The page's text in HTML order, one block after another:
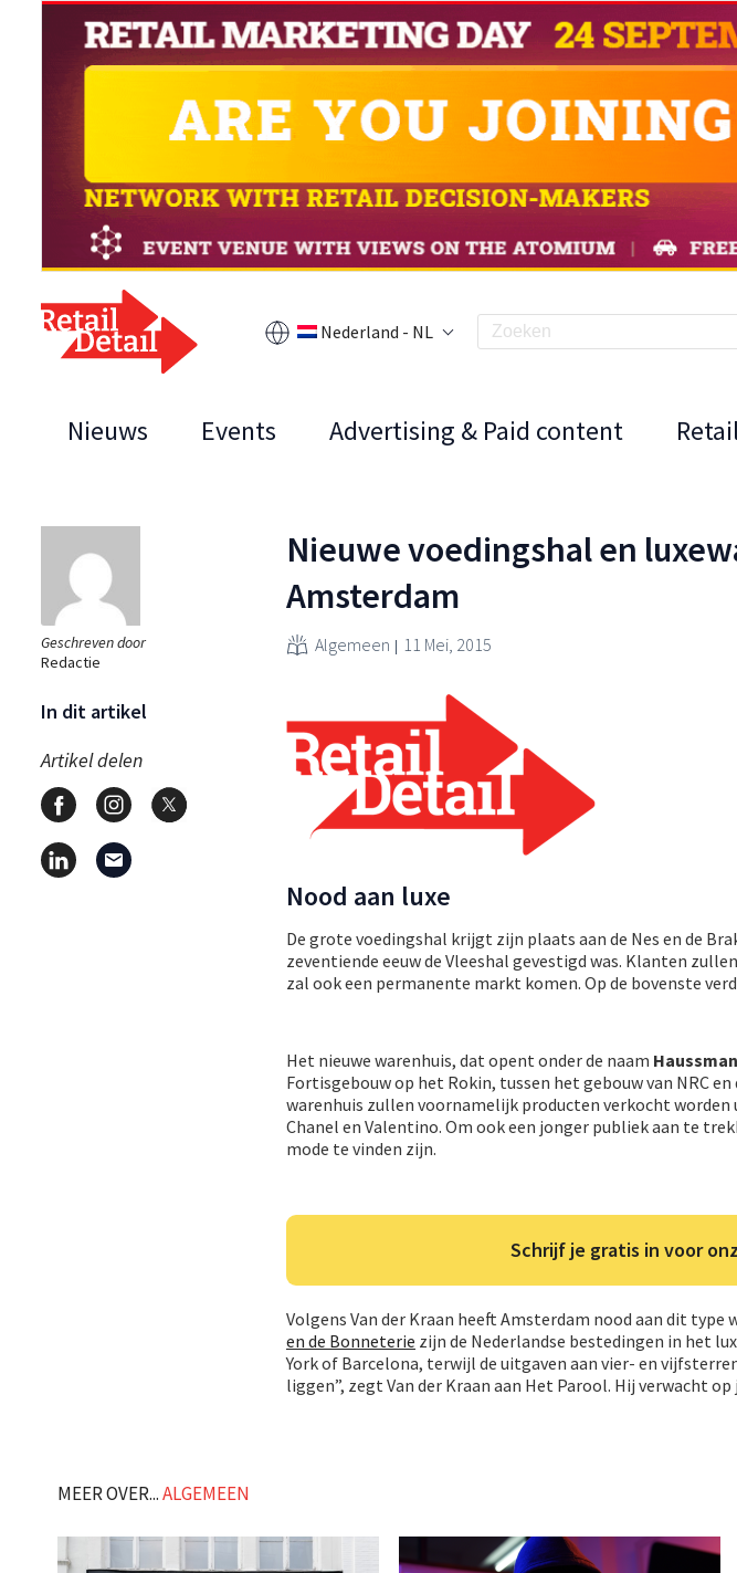
Nederland - NL
Nieuws Events Advertising & Paid content
Geschreven door
Redactie
In dit artikel
Artikel delen
Nieuwe voedingshal en
Amsterdam
Algemeen 11 Mei, 2015
Nood aan luxe
De grote voedingshal krijgt zijn plaats aan de Nes en de
zeventiende eeuw de Vleeshal gevestigd was. Klanten
zal ook een permanente markt komen. Op de bovenste
Het nieuwe warenhuis, dat opent onder de naam
Fortisgebouw op het Rokin, tussen het gebouw van NRC
warenhuis zullen voornamelijk producten verkocht
Chanel en Valentino. Om ook een jonger publiek aan te
mode te vinden zijn.
Schrijf je gratis in voor
Volgens Van der Kraan heeft Amsterdam nood aan dit type
en de Bonneterie zijn de Nederlandse bestedingen in het
York of Barcelona, terwijl de uitgaven aan vier- en
liggen”, zegt Van der Kraan aan Het Parool. Hij verwacht
MEER OVER...ALGEMEEN